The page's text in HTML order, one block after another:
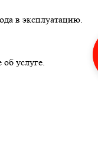
в эксплуатацию.
услуге.